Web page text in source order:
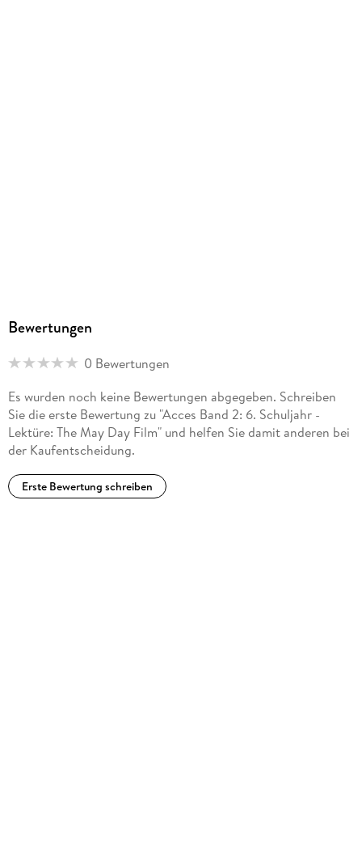
Bewertungen
0 Bewertungen
Es wurden noch keine Bewertungen abgegeben. Schreiben
Sie die erste Bewertung zu "Acces Band 2: 6. Schuljahr -
Lektüre: The May Day Film" und helfen Sie damit anderen bei
der Kaufentscheidung.
Erste Bewertung schreiben